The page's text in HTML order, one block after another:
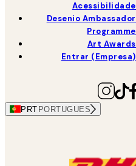
Acessibilidade
Desenio Ambassador
Programme
Art Awards
Entrar (Empresa)
PRT PORTUGUES